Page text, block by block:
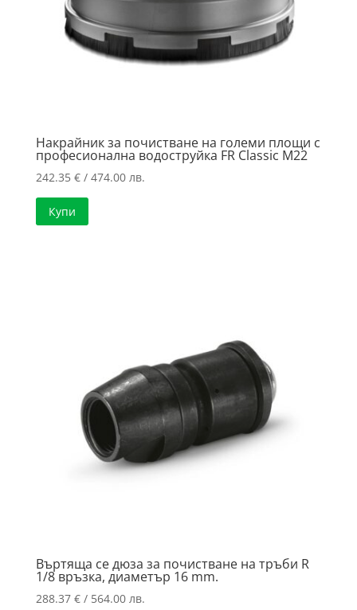
Накрайник за почистване на големи площи с
професионална водоструйка FR Classic M22
242.35 €/ 474.00 лв.
Купи
Въртяща се дюза за почистване на тръби R
1/8 връзка, диаметър 16 ​​mm.
288.37 €/ 564.00 лв.